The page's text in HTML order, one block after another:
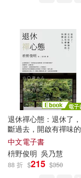
退休禪心態：退休了
斷過去，開啟有禪味
生 (電子書)
中文電子書
枡野俊明 吳乃慧
88 折 $215 $350